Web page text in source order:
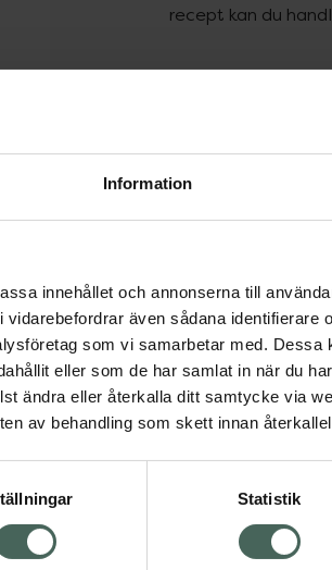
Information
innehållet och annonserna till
även sådana identifierare
som vi samarbetar med. Dessa
eller som de har samlat in när du
ändra eller återkalla ditt samtycke via
av behandling som skett innan
Statistik
recept kan du
Aktuella
Visa